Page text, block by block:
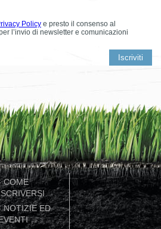
Policy e presto il consenso al
l’invio di newsletter e comunicazioni
COME
NOTIZIE ED